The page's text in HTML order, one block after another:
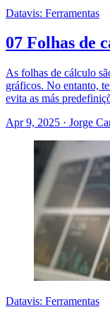
Datavis: Ferramentas
07 Folhas de
As folhas de cálculo
gráficos. No entanto,
evita as más
Apr 9, 2025 · Jorge
Datavis: Ferramentas